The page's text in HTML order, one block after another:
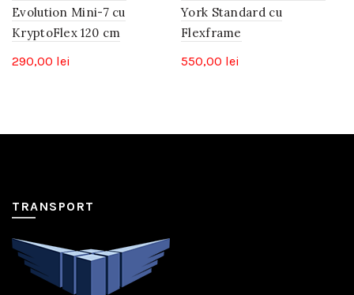
Evolution Mini-7 cu
KryptoFlex 120 cm
290,00 lei
York Standard cu
Flexframe
550,00 lei
TRANSPORT